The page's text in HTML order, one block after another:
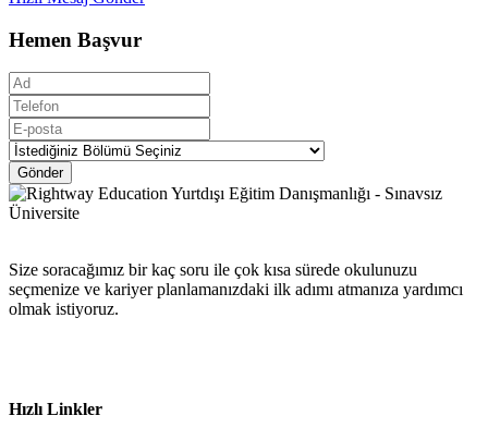
Hemen Başvur
Gönder
Size soracağımız bir kaç soru ile çok kısa sürede okulunuzu
seçmenize ve kariyer planlamanızdaki ilk adımı atmanıza yardımcı
olmak istiyoruz.
Hızlı Linkler